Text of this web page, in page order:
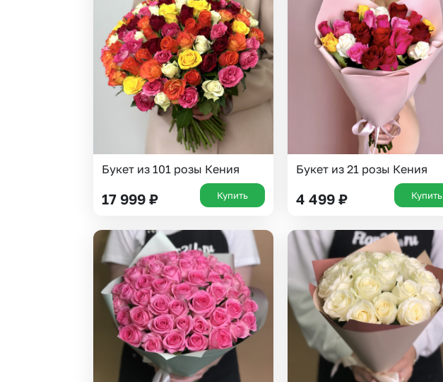
Гвоздики
Георгины
Гипсофила
Гортензии
Ирисы
Статица
Суккуленты
Тюльпаны
Фрезия
Эустома
Букет из 101 розы Кения
17 999 ₽ Купить
Букет из 21 розы Кения
4 499 ₽ Купить